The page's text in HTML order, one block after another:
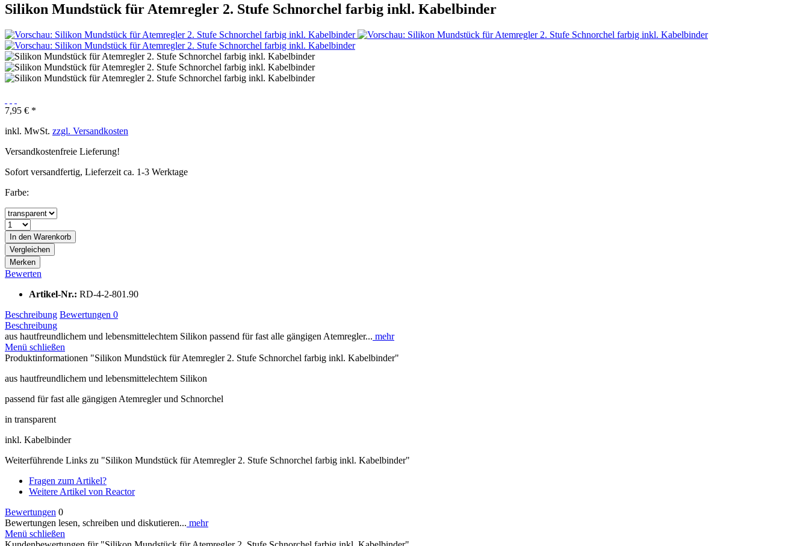
Silikon Mundstück für Atemregler 2. Stufe Schnorchel farbig inkl. Kabelbinder
7,95 € *
inkl. MwSt. zzgl. Versandkosten
Versandkostenfreie Lieferung!
Sofort versandfertig, Lieferzeit ca. 1-3 Werktage
Farbe:
In den Warenkorb
Vergleichen
Merken
Bewerten
Artikel-Nr.: RD-4-2-801.90
Beschreibung Bewertungen 0
Beschreibung
aus hautfreundlichem und lebensmittelechtem Silikon passend für fast alle gängigen Atemregler... mehr
Menü schließen
Produktinformationen "Silikon Mundstück für Atemregler 2. Stufe Schnorchel farbig inkl. Kabelbinder"
aus hautfreundlichem und lebensmittelechtem Silikon
passend für fast alle gängigen Atemregler und Schnorchel
in transparent
inkl. Kabelbinder
Weiterführende Links zu "Silikon Mundstück für Atemregler 2. Stufe Schnorchel farbig inkl. Kabelbinder"
Fragen zum Artikel?
Weitere Artikel von Reactor
Bewertungen 0
Bewertungen lesen, schreiben und diskutieren... mehr
Menü schließen